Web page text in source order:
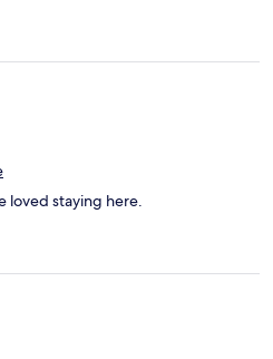
loved staying here.